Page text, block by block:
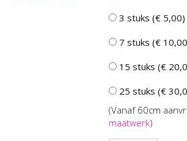
3 stuks (€ 5,00)
7 stuks (€
15 stuks (€
25 stuks (€
(Vanaf 60cm
maatwerk)